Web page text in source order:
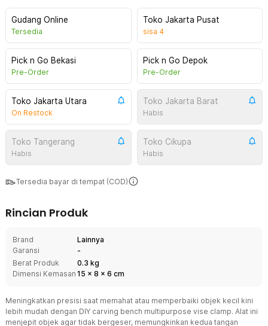
Gudang Online
Tersedia
Toko Jakarta Pusat
sisa 4
Pick n Go Bekasi
Pre-Order
Pick n Go Depok
Pre-Order
Toko Jakarta Utara
On Restock
Toko Jakarta Barat
Habis
Toko Tangerang
Habis
Toko Cikupa
Habis
Tersedia bayar di tempat (COD)
Rincian Produk
Brand
Lainnya
Garansi
-
Berat Produk
0.3 kg
Dimensi Kemasan 15 x 8 x 6 cm
Meningkatkan presisi saat memahat atau memperbaiki objek kecil kini
lebih mudah dengan DIY carving bench multipurpose vise clamp. Alat ini
menjepit objek agar tidak bergeser, memungkinkan kedua tangan